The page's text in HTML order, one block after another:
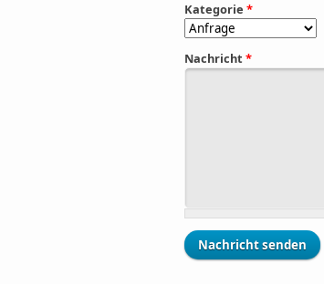
Kategorie *
Nachricht *